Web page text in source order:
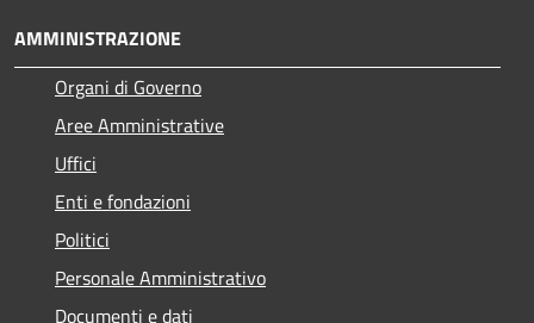
AMMINISTRAZIONE
Organi di Governo
Aree Amministrative
Uffici
Enti e fondazioni
Politici
Personale Amministrativo
Documenti e dati